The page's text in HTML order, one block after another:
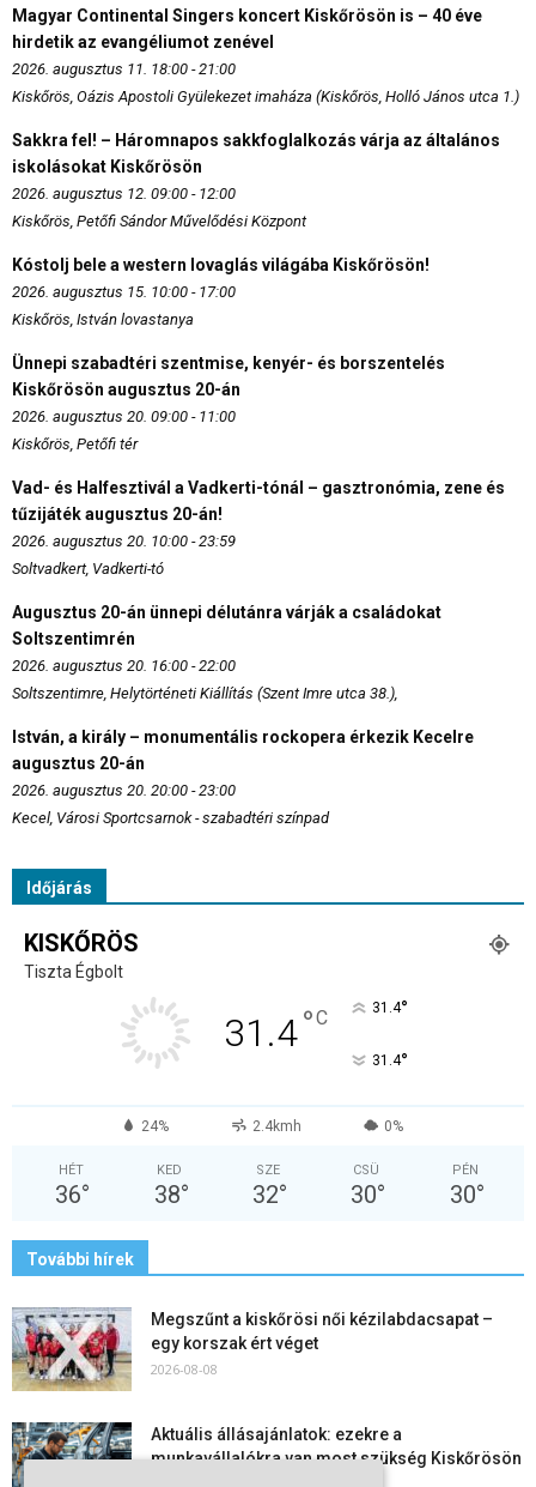
Magyar Continental Singers koncert Kiskőrösön is – 40 éve
hirdetik az evangéliumot zenével
2026. augusztus 11. 18:00 - 21:00
Kiskőrös, Oázis Apostoli Gyülekezet imaháza (Kiskőrös, Holló János utca 1.)
Sakkra fel! – Háromnapos sakkfoglalkozás várja az általános
iskolásokat Kiskőrösön
2026. augusztus 12. 09:00 - 12:00
Kiskőrös, Petőfi Sándor Művelődési Központ
Kóstolj bele a western lovaglás világába Kiskőrösön!
2026. augusztus 15. 10:00 - 17:00
Kiskőrös, István lovastanya
Ünnepi szabadtéri szentmise, kenyér- és borszentelés
Kiskőrösön augusztus 20-án
2026. augusztus 20. 09:00 - 11:00
Kiskőrös, Petőfi tér
Vad- és Halfesztivál a Vadkerti-tónál – gasztronómia, zene és
tűzijáték augusztus 20-án!
2026. augusztus 20. 10:00 - 23:59
Soltvadkert, Vadkerti-tó
Augusztus 20-án ünnepi délutánra várják a családokat
Soltszentimrén
2026. augusztus 20. 16:00 - 22:00
Soltszentimre, Helytörténeti Kiállítás (Szent Imre utca 38.),
István, a király – monumentális rockopera érkezik Kecelre
augusztus 20-án
2026. augusztus 20. 20:00 - 23:00
Kecel, Városi Sportcsarnok - szabadtéri színpad
Időjárás
KISKŐRÖS
Tiszta Égbolt
31.4°C 31.4°
31.4°
24% 2.4kmh 0%
HÉT
36°
KED
38°
SZE
32°
CSÜ
30°
PÉN
30°
További hírek
Megszűnt a kiskőrösi női kézilabdacsapat –
egy korszak ért véget
2026-08-08
Aktuális állásajánlatok: ezekre a
munkavállalókra van most szükség Kiskőrösön